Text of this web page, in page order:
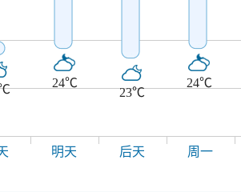
24℃
23℃
24℃
明天 后天 周一